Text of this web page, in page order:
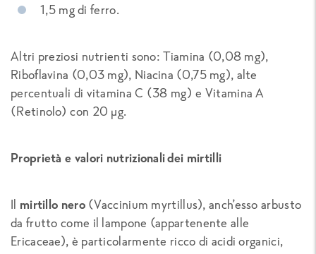
1,5 mg di ferro.
Altri preziosi nutrienti sono: Tiamina (0,08 mg),
Riboflavina (0,03 mg), Niacina (0,75 mg), alte
percentuali di vitamina C (38 mg) e Vitamina A
(Retinolo) con 20 µg.
Proprietà e valori nutrizionali dei mirtilli
Il mirtillo nero(Vaccinium myrtillus), anch’esso arbusto
da frutto come il lampone (appartenente alle
Ericaceae), è particolarmente ricco di acidi organici,